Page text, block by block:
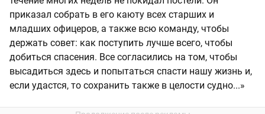
приказал собрать в его каюту всех старших и
младших офицеров, а также всю команду, чтобы
держать совет: как поступить лучше всего, чтобы
добиться спасения. Все согласились на том, чтобы
высадиться здесь и попытаться спасти нашу жизнь и,
если удастся, то сохранить также в целости судно...»